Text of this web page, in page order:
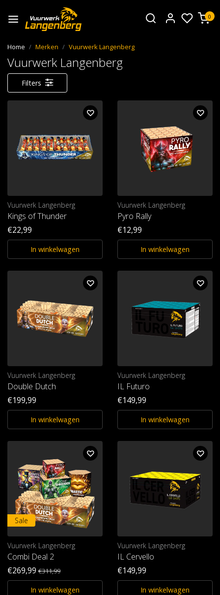
0
Home Merken Vuurwerk Langenberg
Vuurwerk Langenberg
Filters
Vuurwerk Langenberg
Kings of Thunder
€22,99
In winkelwagen
Vuurwerk Langenberg
Pyro Rally
€12,99
In winkelwagen
Vuurwerk Langenberg
Double Dutch
€199,99
In winkelwagen
Vuurwerk Langenberg
IL Futuro
€149,99
In winkelwagen
Sale
Vuurwerk Langenberg
Combi Deal 2
€269,99 €311,99
In winkelwagen
Vuurwerk Langenberg
IL Cervello
€149,99
In winkelwagen